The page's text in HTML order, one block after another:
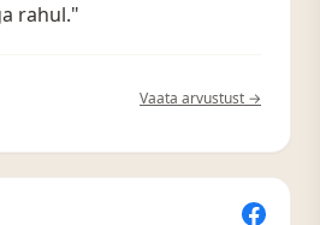
rahul."
Vaata arvustust →